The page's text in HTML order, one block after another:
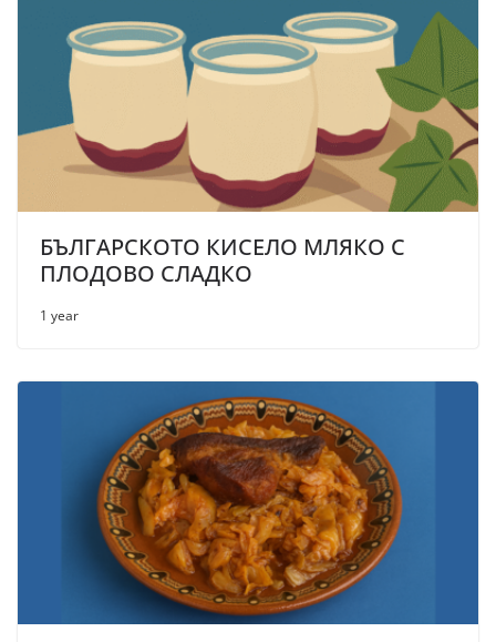
БЪЛГАРСКОТО КИСЕЛО МЛЯКО С
ПЛОДОВО СЛАДКО
1 year